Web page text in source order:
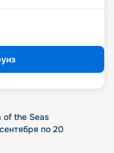
of the Seas
по 20